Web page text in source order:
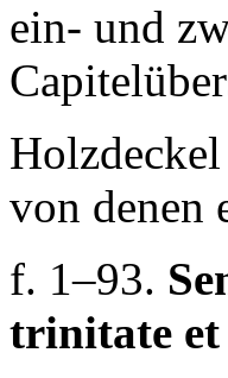
ein- und
von denen
f. 1–93.
trinitate et